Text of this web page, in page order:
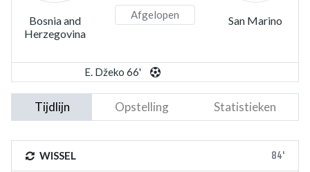
Bosnia and
Herzegovina
Afgelopen San Marino
E. Džeko 66'
Tijdlijn Opstelling Statistieken
WISSEL 84'